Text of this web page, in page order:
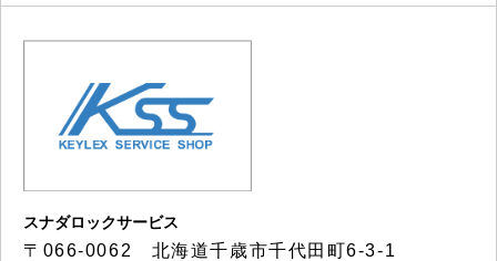
スナダロックサービス
〒066-0062 北海道千歳市千代田町6-3-1